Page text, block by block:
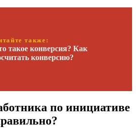
также:
такое конверсия? Как
конверсию?
по инициативе